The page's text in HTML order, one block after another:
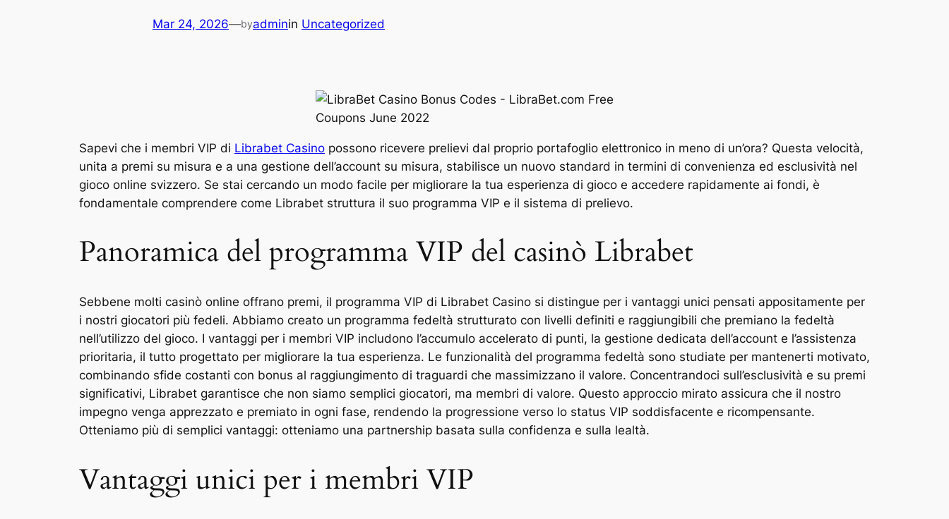
Mar 24, 2026—byadminin Uncategorized
Sapevi che i membri VIP di Librabet Casino possono ricevere prelievi dal proprio portafoglio elettronico in meno di un’ora? Questa velocità,
unita a premi su misura e a una gestione dell’account su misura, stabilisce un nuovo standard in termini di convenienza ed esclusività nel
gioco online svizzero. Se stai cercando un modo facile per migliorare la tua esperienza di gioco e accedere rapidamente ai fondi, è
fondamentale comprendere come Librabet struttura il suo programma VIP e il sistema di prelievo.
Panoramica del programma VIP del casinò Librabet
Sebbene molti casinò online offrano premi, il programma VIP di Librabet Casino si distingue per i vantaggi unici pensati appositamente per
i nostri giocatori più fedeli. Abbiamo creato un programma fedeltà strutturato con livelli definiti e raggiungibili che premiano la fedeltà
nell’utilizzo del gioco. I vantaggi per i membri VIP includono l’accumulo accelerato di punti, la gestione dedicata dell’account e l’assistenza
prioritaria, il tutto progettato per migliorare la tua esperienza. Le funzionalità del programma fedeltà sono studiate per mantenerti motivato,
combinando sfide costanti con bonus al raggiungimento di traguardi che massimizzano il valore. Concentrandoci sull’esclusività e su premi
significativi, Librabet garantisce che non siamo semplici giocatori, ma membri di valore. Questo approccio mirato assicura che il nostro
impegno venga apprezzato e premiato in ogni fase, rendendo la progressione verso lo status VIP soddisfacente e ricompensante.
Otteniamo più di semplici vantaggi: otteniamo una partnership basata sulla confidenza e sulla lealtà.
Vantaggi unici per i membri VIP